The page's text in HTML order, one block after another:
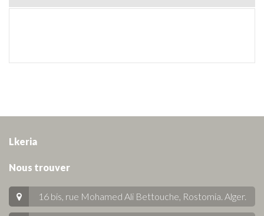
Lkeria
Nous trouver
16 bis, rue Mohamed Ali Bettouche, Rostomia. Alger.